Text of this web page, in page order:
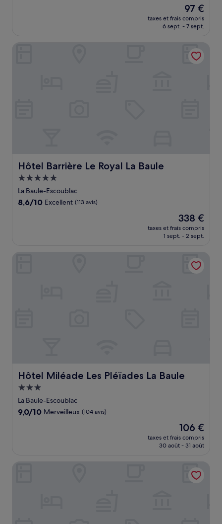
Le
nouveau
prix
de
97 €
97 €
taxes et frais compris
6 sept. - 7 sept.
Hôtel Barrière Le Royal La Baule
Hôtel Barrière Le Royal La Baule
Hébergement
5.0 étoiles
La Baule-Escoublac
8.6
8,6/10 Excellent (113 avis)
Le
nouveau
prix
de
338 €
338 €
taxes et frais compris
1 sept. - 2 sept.
Hôtel Miléade Les Pléïades La Baule
Hôtel Miléade Les Pléïades La Baule
Hébergement
3.0 étoiles
La Baule-Escoublac
9.0
9,0/10 Merveilleux (104 avis)
Le
nouveau
prix
de
106 €
106 €
taxes et frais compris
30 août - 31 août